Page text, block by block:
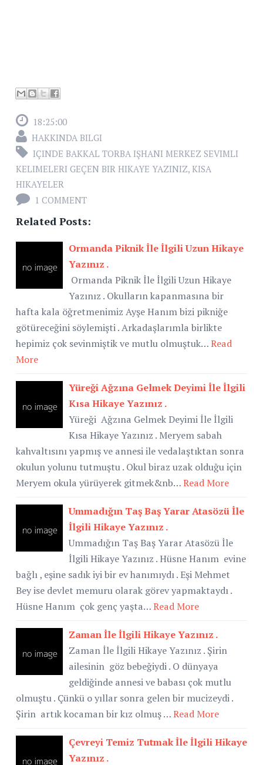
18:25:00
HAKKINDA BILGI
IÇINDE BAKKAL TORBA IŞHANI MERKEZ SEVIMLI
KELIMELERI GEÇEN BIR HIKAYE YAZINIZ, KISA
HIKAYELER
1 COMMENT
Related Posts:
Ormanda Piknik İle İlgili Uzun Hikaye
Yazınız .
Ormanda Piknik İle İlgili Uzun Hikaye
Yazınız . Okulların kapanmasına bir
hafta kala öğretmenimiz Ayşe Hanım bizi pikniğe
götüreceğini söylemişti . Arkadaşlarımla birlikte
hepimiz çok sevinmiştik ve mutlu olmuştuk…Read
More
Yüreği Ağzına Gelmek Deyimi İle İlgili
Kısa Hikaye Yazınız .
Yüreği Ağzına Gelmek Deyimi İle İlgili
Kısa Hikaye Yazınız . Meryem sabah
kahvaltısını yapmış ve annesi ile vedalaştıktan sonra
okulun yolunu tutmuştu . Okul biraz uzak olduğu için
Meryem okula yürüyerek gitmek&nb…Read More
Ummadığın Taş Baş Yarar Atasözü İle
İlgili Hikaye Yazınız .
Ummadığın Taş Baş Yarar Atasözü İle
İlgili Hikaye Yazınız . Hüsne Hanım evine
bağlı , eşine sadık iyi bir ev hanımıydı . Eşi Mehmet
Bey ise devlet memuru olarak görev yapmaktaydı .
Hüsne Hanım çok genç yaşta…Read More
Zaman İle İlgili Hikaye Yazınız .
Zaman İle İlgili Hikaye Yazınız . Şirin
ailesinin göz bebeğiydi . O dünyaya
geldiğinde annesi ve babası çok mutlu
olmuştu . Çünkü o yıllar sonra gelen bir mucizeydi .
Şirin artık kocaman bir kız olmuş …Read More
Çevreyi Temiz Tutmak İle İlgili Hikaye
Yazınız .